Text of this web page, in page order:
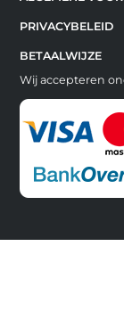
PRIVACYBELEID
BETAALWIJZE
Wij accepteren